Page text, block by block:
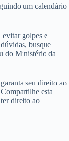
um calendário
evitar golpes e
busque
do Ministério da
seu direito ao
esta
direito ao